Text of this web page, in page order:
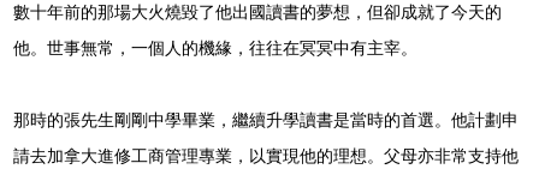
數十年前的那場大火燒毀了他出國讀書的夢想，但卻成就了今天的
他。世事無常，一個人的機緣，往往在冥冥中有主宰。
那時的張先生剛剛中學畢業，繼續升學讀書是當時的首選。他計劃申
請去加拿大進修工商管理專業，以實現他的理想。父母亦非常支持他